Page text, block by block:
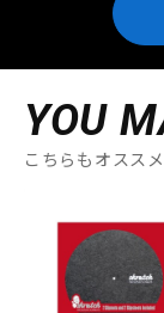
YOU
こちらもオススメ